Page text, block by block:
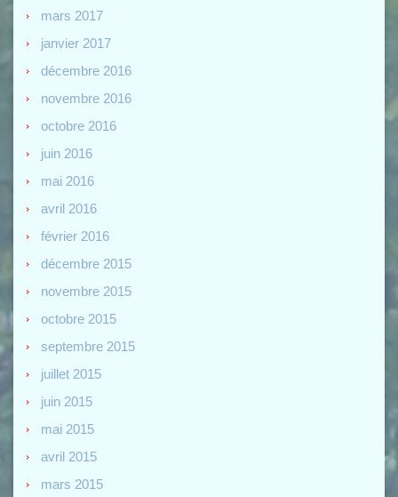
mars 2017
janvier 2017
décembre 2016
novembre 2016
octobre 2016
juin 2016
mai 2016
avril 2016
février 2016
décembre 2015
novembre 2015
octobre 2015
septembre 2015
juillet 2015
juin 2015
mai 2015
avril 2015
mars 2015